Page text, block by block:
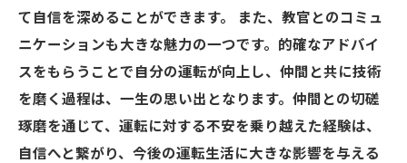
て自信を深めることができます。 また、教官とのコミュ
ニケーションも大きな魅力の一つです。的確なアドバイ
スをもらうことで自分の運転が向上し、仲間と共に技術
を磨く過程は、一生の思い出となります。仲間との切磋
琢磨を通じて、運転に対する不安を乗り越えた経験は、
自信へと繋がり、今後の運転生活に大きな影響を与える